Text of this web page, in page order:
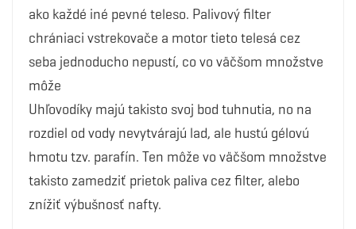
ako každé iné pevné teleso. Palivový filter
chrániaci vstrekovače a motor tieto telesá cez
seba jednoducho nepustí, co vo väčšom množstve
môže
Uhľovodíky majú takisto svoj bod tuhnutia, no na
rozdiel od vody nevytvárajú lad, ale hustú gélovú
hmotu tzv. parafín. Ten môže vo väčšom množstve
takisto zamedziť prietok paliva cez filter, alebo
znížiť výbušnosť nafty.